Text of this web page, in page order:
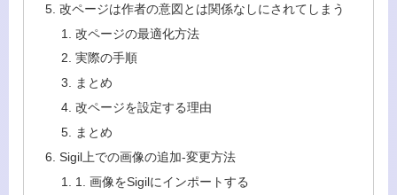
改ページは作者の意図とは関係なしにされてしまう
改ページの最適化方法
実際の手順
まとめ
改ページを設定する理由
まとめ
Sigil上での画像の追加-変更方法
1. 画像をSigilにインポートする